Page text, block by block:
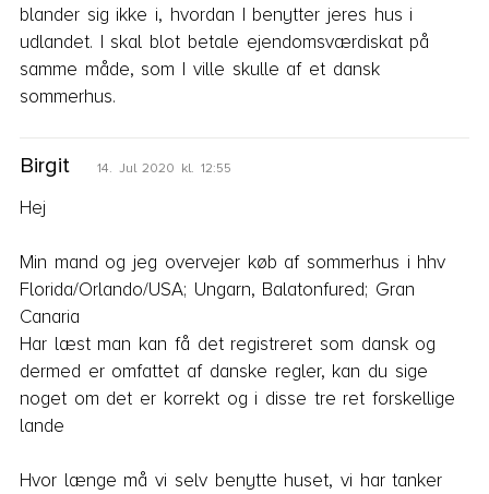
blander sig ikke i, hvordan I benytter jeres hus i
udlandet. I skal blot betale ejendomsværdiskat på
samme måde, som I ville skulle af et dansk
Birgit 14. Jul 2020 kl. 12:55
Hej
Min mand og jeg overvejer køb af sommerhus i hhv
Florida/Orlando/USA; Ungarn, Balatonfured; Gran
Canaria
Har læst man kan få det registreret som dansk og
dermed er omfattet af danske regler, kan du sige
noget om det er korrekt og i disse tre ret forskellige
lande
Hvor længe må vi selv benytte huset, vi har tanker